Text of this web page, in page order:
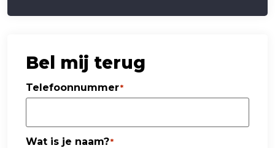
Bel mij terug
Telefoonnummer*
Wat is je naam?*